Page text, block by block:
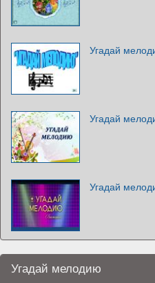
Угадай
Угадай
Угадай
Угадай мелодию